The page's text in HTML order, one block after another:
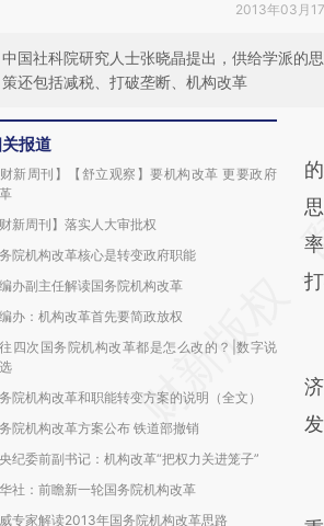
2013年03月
中国社科院研究人士张晓晶提出，供给学派的
策还包括减税、打破垄断、机构改革
报道
财新周刊】【舒立观察】要机构改革 更要政府
财新周刊】落实人大审批权
院机构改革核心是转变政府职能
办副主任解读国务院机构改革
办：机构改革首先要简政放权
四次国务院机构改革都是怎么改的？|数字说
院机构改革和职能转变方案的说明（全文）
院机构改革方案公布 铁道部撤销
纪委前副书记：机构改革“把权力关进笼子”
社：前瞻新一轮国务院机构改革
专家解读2013年国务院机构改革思路